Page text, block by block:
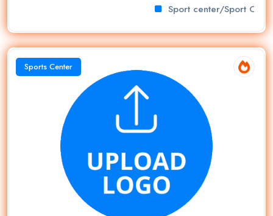
Sport center/Sport Club
Sports Center